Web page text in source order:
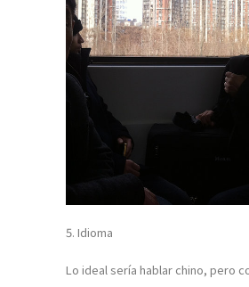
5. Idioma
Lo ideal sería hablar chino, pero